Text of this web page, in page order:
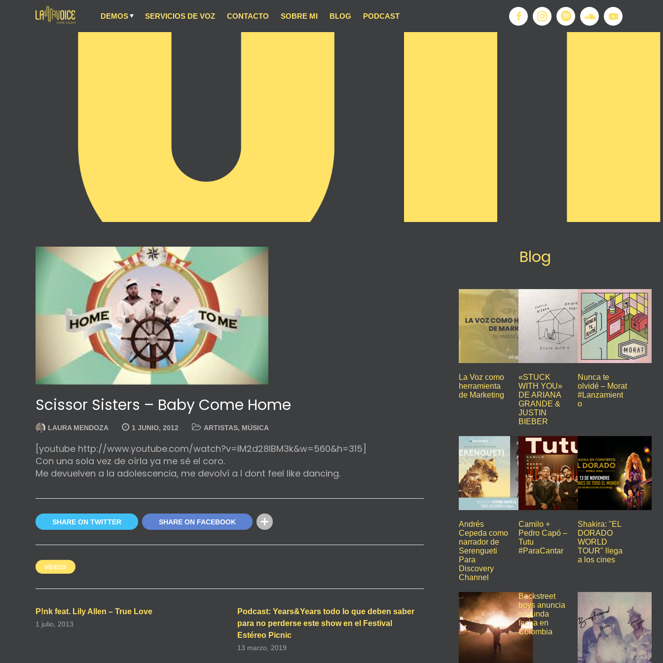
DEMOS SERVICIOS DE VOZ CONTACTO SOBRE MI BLOG PODCAST
Scissor Sisters – Baby Come Home
LAURA MENDOZA 1 JUNIO, 2012 ARTISTAS, MÚSICA
[youtube http://www.youtube.com/watch?v=lM2d28lBM3k&w=560&h=315]
Con una sola vez de oírla ya me sé el coro.
Me devuelven a la adolescencia, me devolví a I dont feel like dancing.
SHARE ON TWITTER SHARE ON FACEBOOK
VÍDEOS
P!nk feat. Lily Allen – True Love
1 julio, 2013
Podcast: Years&Years todo lo que deben saber
para no perderse este show en el Festival
Estéreo Picnic
13 marzo, 2019
Blog
La Voz como
herramienta
de Marketing
«STUCK
WITH YOU»
DE ARIANA
GRANDE &
JUSTIN
BIEBER
Nunca te
olvidé – Morat
#Lanzamient
o
Andrés
Cepeda como
narrador de
Serengueti
Para
Discovery
Channel
Camilo +
Pedro Capó –
Tutu
#ParaCantar
Shakira: "EL
DORADO
WORLD
TOUR" llega
a los cines
Backstreet
boys anuncia
segunda
fecha en
Colombia